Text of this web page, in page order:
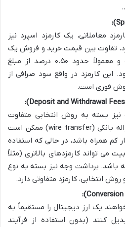
معاملاتی، یک کارمزد اسپرد نیز
تفاوت بین قیمت خرید و فروش یک
دارایی در صرافی است و معمولاً حدود ۰.۵۰ درصد از مبلغ
این کارمزد در واقع سود صرافی از
فوری است.
نیز بسته به روش انتخابی متفاوت
است. واریز از طریق حواله بانکی (wire transfer) ممکن است
کم همراه باشد، در حالی که استفاده
می تواند کارمزدهای بالاتری (مثلاً
داشته باشد. برداشت وجه نیز بسته به نوع
انتخابی، کارمزد متفاوتی دارد.
یک ارز دیجیتال را مستقیماً به
کنند (بدون استفاده از فرآیند